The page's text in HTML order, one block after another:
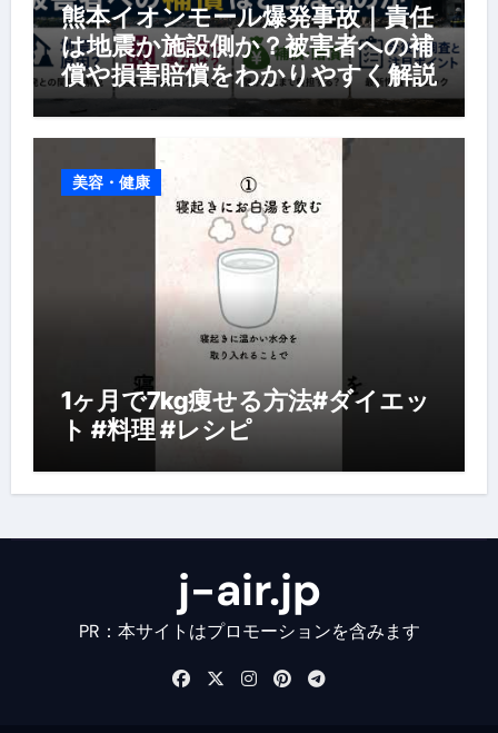
熊本イオンモール爆発事故｜責任
は地震か施設側か？被害者への補
償や損害賠償をわかりやすく解説
美容・健康
1ヶ月で7kg痩せる方法#ダイエッ
ト #料理 #レシピ
j-air.jp
PR：本サイトはプロモーションを含みます